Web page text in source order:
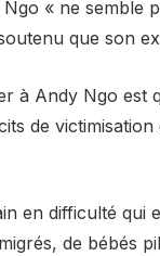
« ne semble
que son
à Andy Ngo est
de
en difficulté qui
de bébés